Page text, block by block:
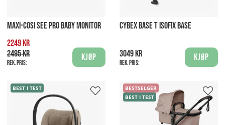
MAXI-COSI SEE PRO BABY MONITOR
2249 kr
2495 kr
Rek. pris:
Kjøp
CYBEX BASE T ISOFIX BASE
3049 kr
Rek. pris:
Kjøp
BEST I TEST
BESTSELGER
BEST I TEST